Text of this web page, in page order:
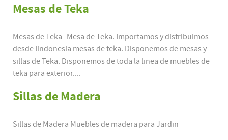
Mesas de Teka
Mesas de Teka Mesa de Teka. Importamos y distribuimos
desde Iindonesia mesas de teka. Disponemos de mesas y
sillas de Teka. Disponemos de toda la linea de muebles de
teka para exterior....
Sillas de Madera
Sillas de Madera Muebles de madera para Jardin